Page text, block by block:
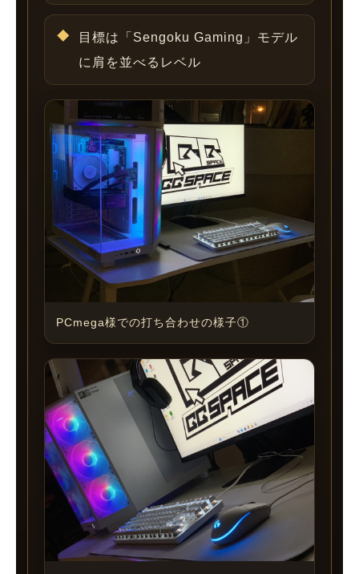
目標は「Sengoku Gaming」モデル
に肩を並べるレベル
PCmega様での打ち合わせの様子①